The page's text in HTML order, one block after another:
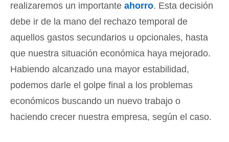
realizaremos un importante ahorro. Esta decisión
debe ir de la mano del rechazo temporal de
aquellos gastos secundarios u opcionales, hasta
que nuestra situación económica haya mejorado.
Habiendo alcanzado una mayor estabilidad,
podemos darle el golpe final a los problemas
económicos buscando un nuevo trabajo o
haciendo crecer nuestra empresa, según el caso.